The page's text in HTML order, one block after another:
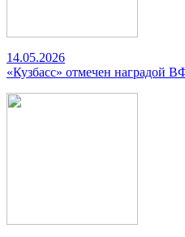
14.05.2026
«Кузбасс» отмечен наградой